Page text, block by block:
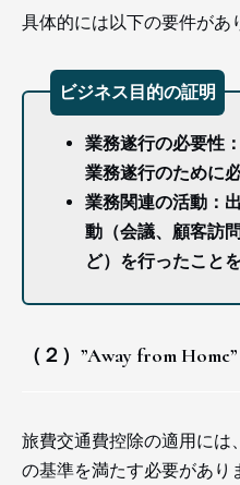
具体的には以下の要件があ
ビジネス目的の証明
業務遂行の必要性
業務遂行のために
業務関連の活動：
動（会議、顧客訪
ど）を行ったこと
（２）”Away from
旅費交通費控除の適用には
の基準を満たす必要があり